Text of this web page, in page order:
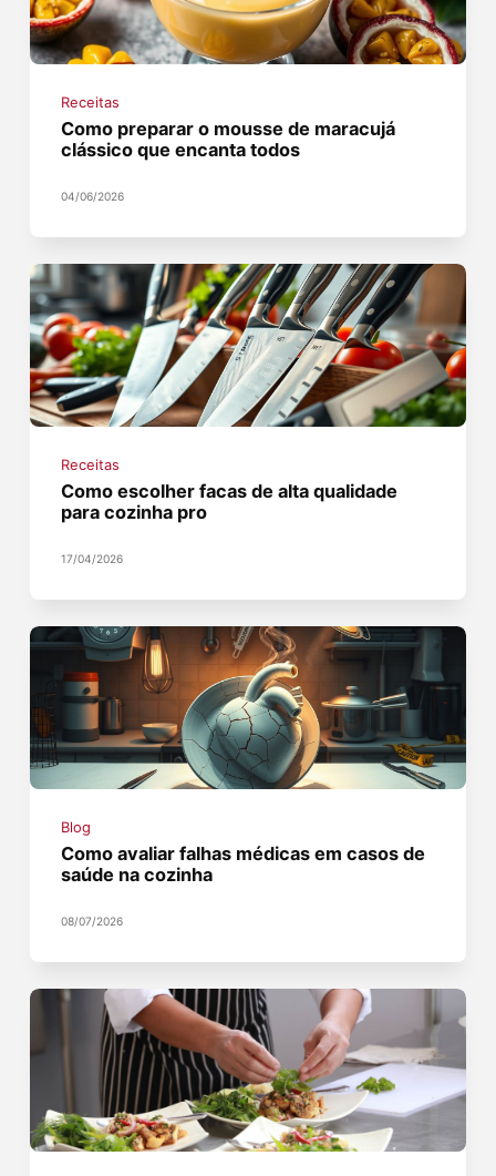
Receitas
Como preparar o mousse de maracujá
clássico que encanta todos
04/06/2026
Receitas
Como escolher facas de alta qualidade
para cozinha pro
17/04/2026
Blog
Como avaliar falhas médicas em casos de
saúde na cozinha
08/07/2026